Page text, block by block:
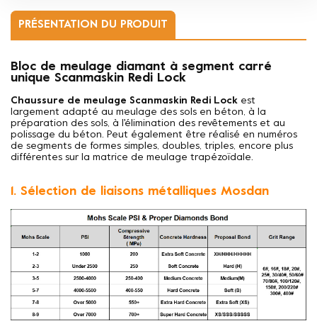
PRÉSENTATION DU PRODUIT
Bloc de meulage diamant à segment carré
unique Scanmaskin Redi Lock
Chaussure de meulage Scanmaskin Redi Lock est
largement adapté au meulage des sols en béton, à la
préparation des sols, à l'élimination des revêtements et au
polissage du béton. Peut également être réalisé en numéros
de segments de formes simples, doubles, triples, encore plus
différentes sur la matrice de meulage trapézoïdale.
1. Sélection de liaisons métalliques Mosdan